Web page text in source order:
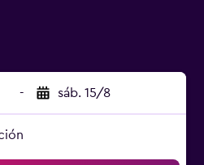
- sáb. 15/8